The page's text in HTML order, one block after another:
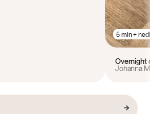
5 min +
Overnight
Johanna